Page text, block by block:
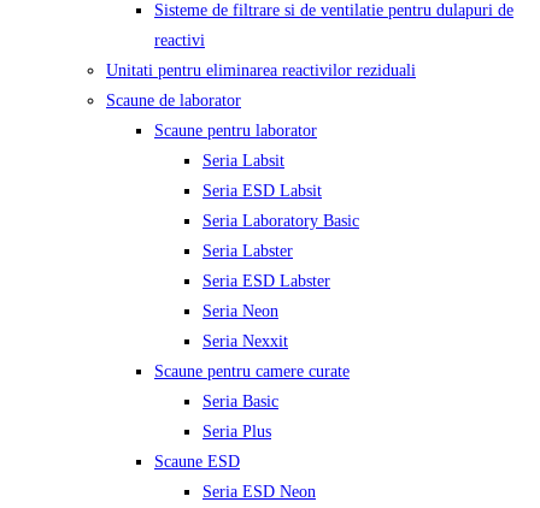
Sisteme de filtrare si de ventilatie pentru dulapuri de
reactivi
Unitati pentru eliminarea reactivilor reziduali
Scaune de laborator
Scaune pentru laborator
Seria Labsit
Seria ESD Labsit
Seria Laboratory Basic
Seria Labster
Seria ESD Labster
Seria Neon
Seria Nexxit
Scaune pentru camere curate
Seria Basic
Seria Plus
Scaune ESD
Seria ESD Neon